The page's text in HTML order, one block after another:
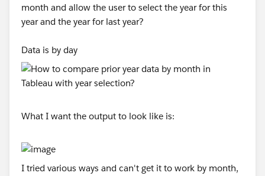
month and allow the user to select the year for this
year and the year for last year?
Data is by day
What I want the output to look like is:
I tried various ways and can't get it to work by month,